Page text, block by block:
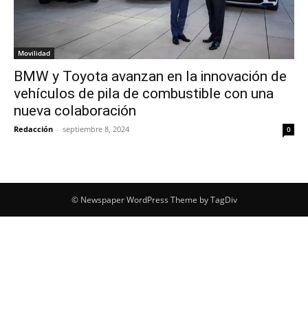
Movilidad
BMW y Toyota avanzan en la innovación de
vehículos de pila de combustible con una
nueva colaboración
Redacción - septiembre 8, 2024 0
© Newspaper WordPress Theme by TagDiv